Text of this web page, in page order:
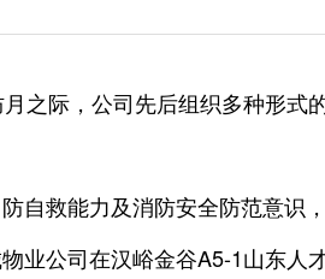
之际，公司先后组织多种形式
自救能力及消防安全防范意识
业公司在汉峪金谷A5-1山东人